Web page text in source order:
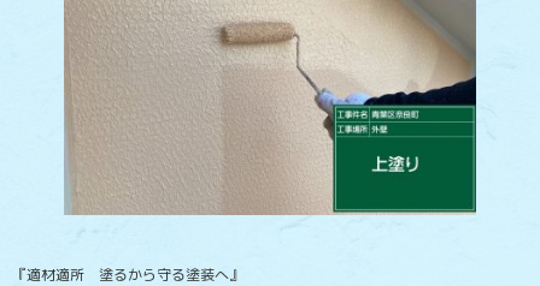
『適材適所 塗るから守る塗装へ』